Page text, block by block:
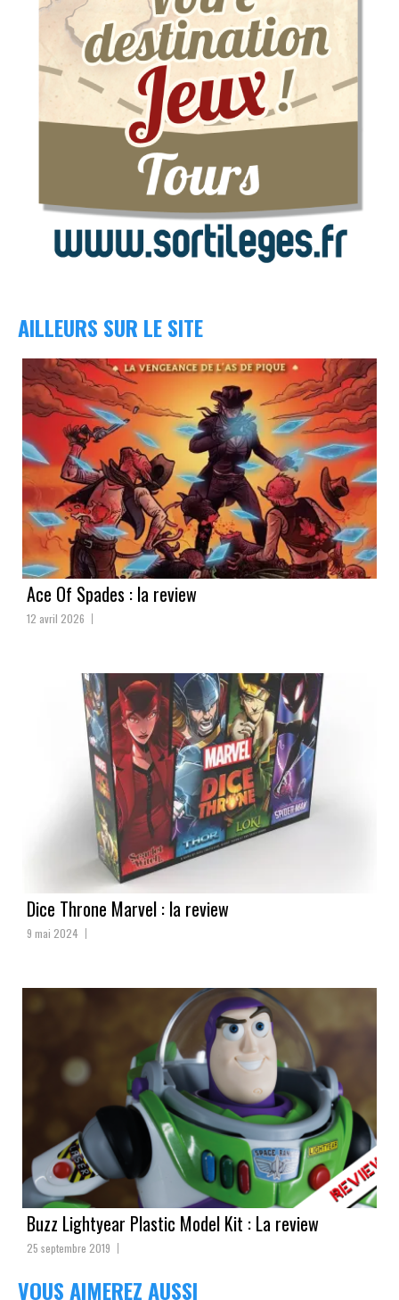
AILLEURS SUR LE SITE
Ace Of Spades : la review
12 avril 2026
Dice Throne Marvel : la review
9 mai 2024
Buzz Lightyear Plastic Model Kit : La review
25 septembre 2019
VOUS AIMEREZ AUSSI